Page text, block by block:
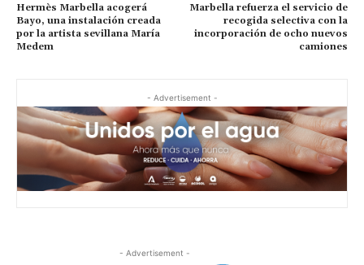
Hermès Marbella acogerá
Bayo, una instalación creada
por la artista sevillana María
Medem
Marbella refuerza el servicio de
recogida selectiva con la
incorporación de ocho nuevos
camiones
- Advertisement -
- Advertisement -